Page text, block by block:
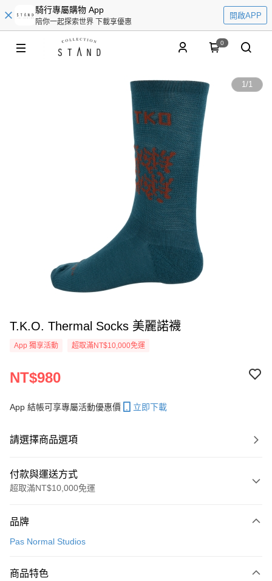
騎行專屬購物 App
陪你一起探索世界 下載享優惠
開啟APP
0
1/1
T.K.O. Thermal Socks 美麗諾襪
App 獨享活動 超取滿NT$10,000免運
NT$980
App 結帳可享專屬活動優惠價 立即下載
請選擇商品選項
付款與運送方式
超取滿NT$10,000免運
信用卡一次付款
LINE Pay
品牌
Pas Normal Studios
商品特色